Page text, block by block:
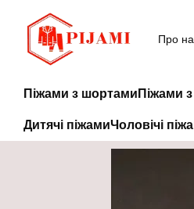
Перейти до основного контенту
Про
Піжами з шортами Піжами
Дитячі піжамиЧоловічі